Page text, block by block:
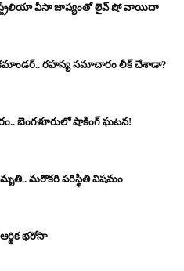
వీసా జాప్యంతో లైవ్ షో వాయిదా
రహస్య సమాచారం లీక్ చేశాడా?
బెంగళూరులో షాకింగ్ ఘటన!
మృతి.. మరొకరి పరిస్థితి విషమం
ఆర్థిక భరోసా